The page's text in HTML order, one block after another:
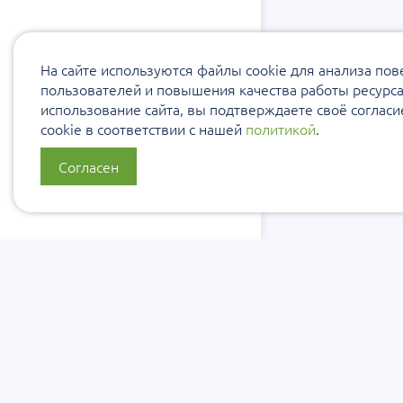
На сайте используются файлы cookie для анализа
пользователей и повышения качества работы
использование сайта, вы подтверждаете своё
cookie в соответствии с нашей политикой.
Согласен